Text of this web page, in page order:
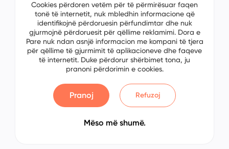
Cookies përdoren vetëm për të përmirësuar faqen
tonë të internetit, nuk mbledhin informacione që
identifikojnë përdoruesin përfundimtar dhe nuk
gjurmojnë përdoruesit për qëllime reklamimi. Dora e
Pare nuk ndan asnjë informacion me kompani të tjera
për qëllime të gjurmimit të aplikacioneve dhe faqeve
të internetit. Duke përdorur shërbimet tona, ju
pranoni përdorimin e cookies.
Pranoj Refuzoj
Mëso më shumë.